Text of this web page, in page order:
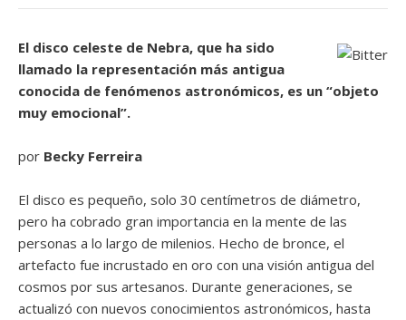
El disco celeste de Nebra, que ha sido
llamado la representación más antigua
conocida de fenómenos astronómicos, es un “objeto
muy emocional”.
por Becky Ferreira
El disco es pequeño, solo 30 centímetros de diámetro,
pero ha cobrado gran importancia en la mente de las
personas a lo largo de milenios. Hecho de bronce, el
artefacto fue incrustado en oro con una visión antigua del
cosmos por sus artesanos. Durante generaciones, se
actualizó con nuevos conocimientos astronómicos, hasta